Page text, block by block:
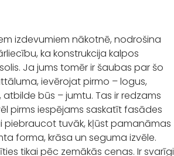
izdevumiem nākotnē, nodrošina
ka konstrukcija kalpos
Ja jums tomēr ir šaubas par šo
ievērojat pirmo – logus,
būs – jumtu. Tas ir redzams
pirms iespējams saskatīt fasādes
piebraucot tuvāk, kļūst pamanāmas
forma, krāsa un seguma izvēle.
tikai pēc zemākās cenas. Ir svarīgi